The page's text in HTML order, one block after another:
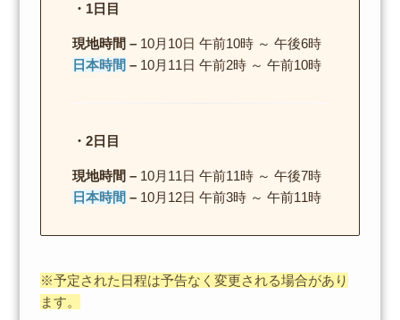
・1日目
現地時間 – 10月10日 午前10時 ～ 午後6時
日本時間 – 10月11日 午前2時 ～ 午前10時
・2日目
現地時間 – 10月11日 午前11時 ～ 午後7時
日本時間 – 10月12日 午前3時 ～ 午前11時
※予定された日程は予告なく変更される場合があり
ます。